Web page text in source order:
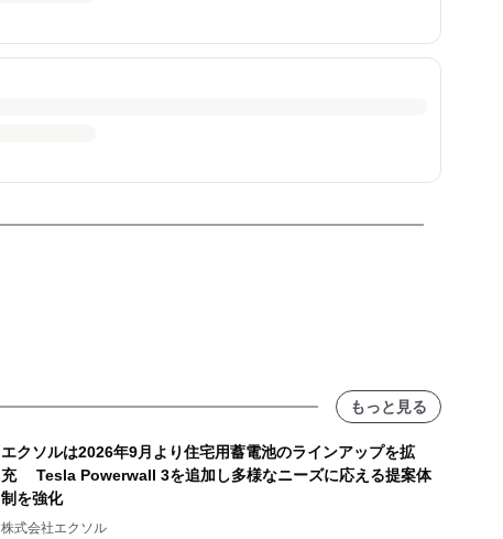
もっと見る
エクソルは2026年9月より住宅用蓄電池のラインアップを拡
充 Tesla Powerwall 3を追加し多様なニーズに応える提案体
制を強化
株式会社エクソル